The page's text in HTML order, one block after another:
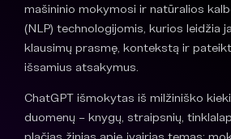
mašininio mokymosi ir natūralios
(NLP) technologijomis, kurios leidžia
klausimų prasmę, kontekstą ir
išsamius atsakymus.
ChatGPT išmokytas iš milžiniško
duomenų – knygų, straipsnių,